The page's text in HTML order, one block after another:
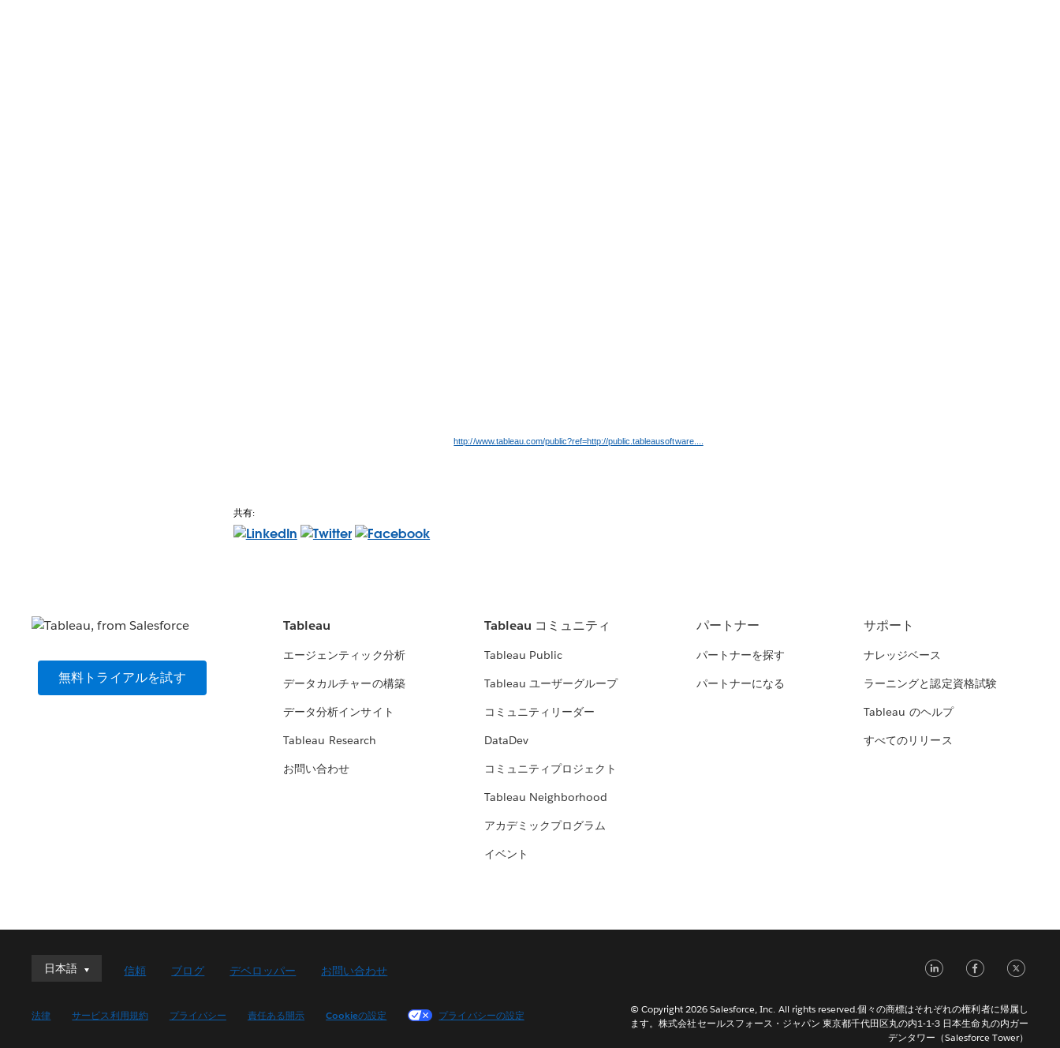
http://www.tableau.com/public?ref=http://public.tableausoftware....
共有:
無料トライアルを試す
Tableau
エージェンティック分析
データカルチャーの構築
データ分析インサイト
Tableau Research
お問い合わせ
Tableau コミュニティ
Tableau Public
Tableau ユーザーグループ
コミュニティリーダー
DataDev
コミュニティプロジェクト
Tableau Neighborhood
アカデミックプログラム
イベント
パートナー
パートナーを探す
パートナーになる
サポート
ナレッジベース
ラーニングと認定資格試験
Tableau のヘルプ
すべてのリリース
日本語
日本語
English (UK)
信頼 ブログ デベロッパー お問い合わせ
法律 サービス利用規約 プライバシー 責任ある開示 Cookieの設定 プライバシーの設定
LinkedIn
© Copyright 2026 Salesforce, Inc. All rights reserved.個々の商標はそれぞれの権利者に帰属し
ます。株式会社セールスフォース・ジャパン 東京都千代田区丸の内1-1-3 日本生命丸の内ガー
デンタワー（Salesforce Tower）